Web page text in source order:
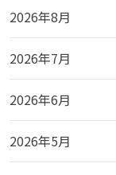
2026年8月
2026年7月
2026年6月
2026年5月